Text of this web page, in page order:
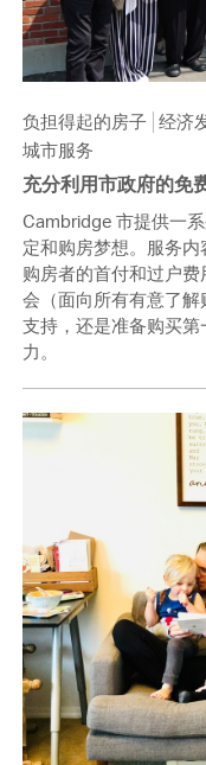
负担得起的房子 经济
城市服务
充分利用市政府的免
Cambridge 市提供一
定和购房梦想。服务
购房者的首付和过户
会（面向所有有意了
支持，还是准备购买
力。